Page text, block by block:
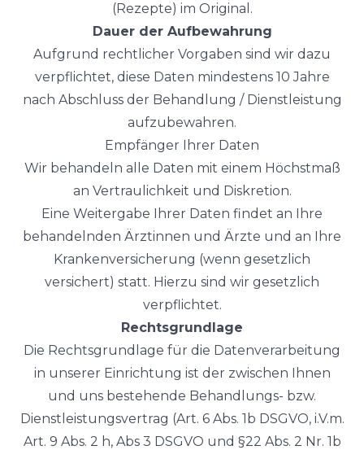
(Rezepte) im Original.
Dauer der Aufbewahrung
Aufgrund rechtlicher Vorgaben sind wir dazu
verpflichtet, diese Daten mindestens 10 Jahre
nach Abschluss der Behandlung / Dienstleistung
aufzubewahren.
Empfänger Ihrer Daten
Wir behandeln alle Daten mit einem Höchstmaß
an Vertraulichkeit und Diskretion.
Eine Weitergabe Ihrer Daten findet an Ihre
behandelnden Ärztinnen und Ärzte und an Ihre
Krankenversicherung (wenn gesetzlich
versichert) statt. Hierzu sind wir gesetzlich
verpflichtet.
Rechtsgrundlage
Die Rechtsgrundlage für die Datenverarbeitung
in unserer Einrichtung ist der zwischen Ihnen
und uns bestehende Behandlungs- bzw.
Dienstleistungsvertrag (Art. 6 Abs. 1b DSGVO, i.V.m.
Art. 9 Abs. 2 h, Abs 3 DSGVO und §22 Abs. 2 Nr. 1b